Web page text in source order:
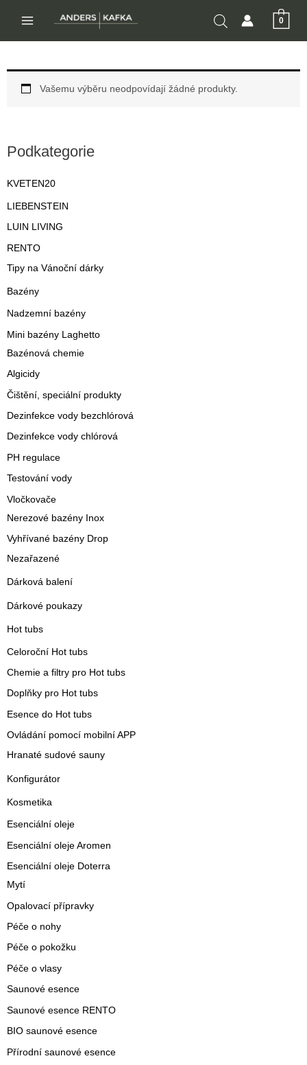
obsah
0
Podkategorie
KVETEN20
LIEBENSTEIN
LUIN LIVING
RENTO
Tipy na Vánoční dárky
Bazény
Nadzemní bazény
Mini bazény Laghetto
Bazénová chemie
Algicidy
Čištění, speciální produkty
Dezinfekce vody bezchlórová
Dezinfekce vody chlórová
PH regulace
Testování vody
Vločkovače
Nerezové bazény Inox
Vyhřívané bazény Drop
Nezařazené
Dárková balení
Dárkové poukazy
Hot tubs
Celoroční Hot tubs
Chemie a filtry pro Hot tubs
Doplňky pro Hot tubs
Esence do Hot tubs
Ovládání pomocí mobilní APP
Hranaté sudové sauny
Konfigurátor
Kosmetika
Esenciální oleje
Esenciální oleje Aromen
Esenciální oleje Doterra
Mytí
Opalovací přípravky
Péče o nohy
Péče o pokožku
Péče o vlasy
Saunové esence
Saunové esence RENTO
BIO saunové esence
Přírodní saunové esence
Vašemu výběru neodpovídají žádné produkty.